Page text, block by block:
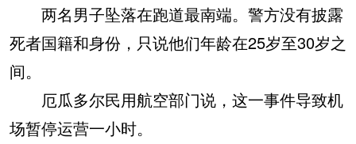
两名男子坠落在跑道最南端。警方没有披露
死者国籍和身份，只说他们年龄在25岁至30岁之
间。
厄瓜多尔民用航空部门说，这一事件导致机
场暂停运营一小时。